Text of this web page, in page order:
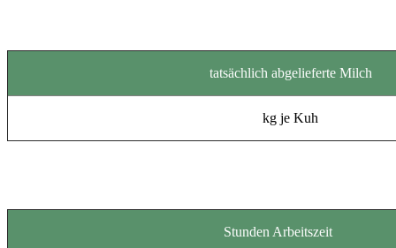
tatsächlich abgelieferte Milch
kg je Kuh
Stunden Arbeitszeit